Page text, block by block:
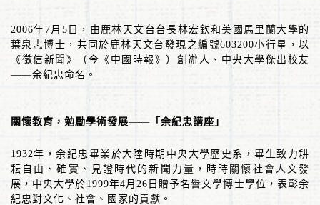
2006年7月 5 日，由鹿林天文台台長林宏欽和美國馬里蘭大學的
葉泉志博士，共同於鹿林天文台發現之編號603200小行星，以
《徵信新聞》（今《中國時報》）創辦人、中央大學傑出校友
——余紀忠命名。
關懷教育，勉勵學術發展—— 「余紀忠講座」
1932年，余紀忠畢業於大陸時期中央大學歷史系，畢生致力耕
耘自由、確實、見證時代的新聞力量，時時關懷社會人文發
展，中央大學於 1999年4月 26 日贈予名譽文學博士學位，表彰余
紀忠對文化、社會、國家的貢獻。